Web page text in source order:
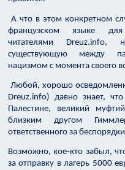
А что в этом конкретном
французском языке для
читателями Dreuz.info,
существующую между
нацизмом с момента своего
Любой, хорошо
Dreuz.info) давно знает,
Палестине, великий
близким другом
ответственного за
Возможно, кое-кто забыл,
за отправку в лагерь 5000